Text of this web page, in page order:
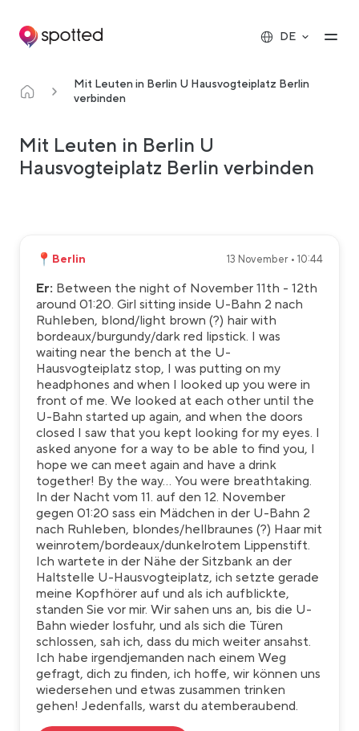
Main navigation
DE
Mit Leuten in Berlin U Hausvogteiplatz Berlin
verbinden
Mit Leuten in Berlin U
Hausvogteiplatz Berlin verbinden
📍 Berlin 13 November • 10:44
Er: Between the night of November 11th - 12th
around 01:20. Girl sitting inside U-Bahn 2 nach
Ruhleben, blond/light brown (?) hair with
bordeaux/burgundy/dark red lipstick. I was
waiting near the bench at the U-
Hausvogteiplatz stop, I was putting on my
headphones and when I looked up you were in
front of me. We looked at each other until the
U-Bahn started up again, and when the doors
closed I saw that you kept looking for my eyes. I
asked anyone for a way to be able to find you, I
hope we can meet again and have a drink
together! By the way... You were breathtaking.
In der Nacht vom 11. auf den 12. November
gegen 01:20 sass ein Mädchen in der U-Bahn 2
nach Ruhleben, blondes/hellbraunes (?) Haar mit
weinrotem/bordeaux/dunkelrotem Lippenstift.
Ich wartete in der Nähe der Sitzbank an der
Haltstelle U-Hausvogteiplatz, ich setzte gerade
meine Kopfhörer auf und als ich aufblickte,
standen Sie vor mir. Wir sahen uns an, bis die U-
Bahn wieder losfuhr, und als sich die Türen
schlossen, sah ich, dass du mich weiter ansahst.
Ich habe irgendjemanden nach einem Weg
gefragt, dich zu finden, ich hoffe, wir können uns
wiedersehen und etwas zusammen trinken
gehen! Jedenfalls, warst du atemberaubend.